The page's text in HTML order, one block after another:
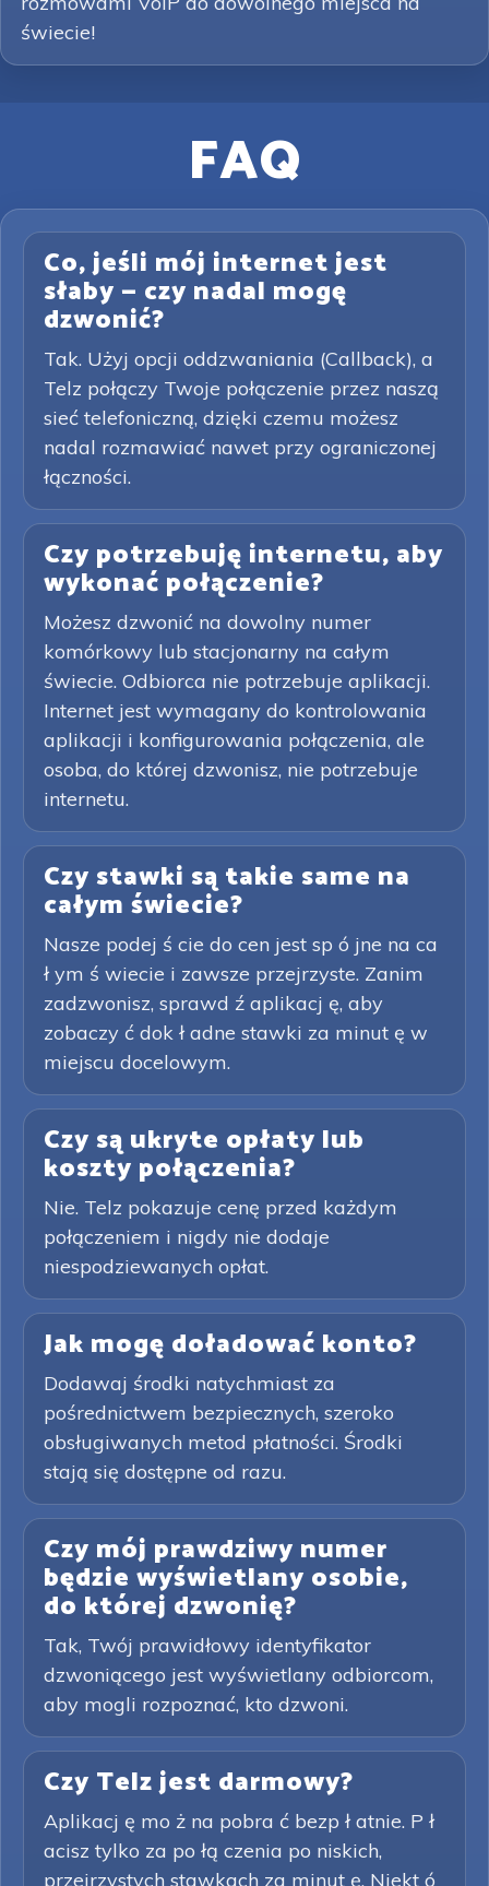
świecie!
FAQ
Co, jeśli mój internet jest
słaby — czy nadal mogę
dzwonić?
Tak. Użyj opcji oddzwaniania (Callback), a
Telz połączy Twoje połączenie przez naszą
sieć telefoniczną, dzięki czemu możesz
nadal rozmawiać nawet przy ograniczonej
łączności.
Czy potrzebuję internetu, aby
wykonać połączenie?
Możesz dzwonić na dowolny numer
komórkowy lub stacjonarny na całym
świecie. Odbiorca nie potrzebuje aplikacji.
Internet jest wymagany do kontrolowania
aplikacji i konfigurowania połączenia, ale
osoba, do której dzwonisz, nie potrzebuje
internetu.
Czy stawki są takie same na
całym świecie?
Nasze podej ś cie do cen jest sp ó jne na ca
ł ym ś wiecie i zawsze przejrzyste. Zanim
zadzwonisz, sprawd ź aplikacj ę, aby
zobaczy ć dok ł adne stawki za minut ę w
miejscu docelowym.
Czy są ukryte opłaty lub
koszty połączenia?
Nie. Telz pokazuje cenę przed każdym
połączeniem i nigdy nie dodaje
niespodziewanych opłat.
Jak mogę doładować konto?
Dodawaj środki natychmiast za
pośrednictwem bezpiecznych, szeroko
obsługiwanych metod płatności. Środki
stają się dostępne od razu.
Czy mój prawdziwy numer
będzie wyświetlany osobie,
do której dzwonię?
Tak, Twój prawidłowy identyfikator
dzwoniącego jest wyświetlany odbiorcom,
aby mogli rozpoznać, kto dzwoni.
Czy Telz jest darmowy?
Aplikacj ę mo ż na pobra ć bezp ł atnie. P ł
acisz tylko za po łą czenia po niskich,
przejrzystych stawkach za minut ę. Niekt ó